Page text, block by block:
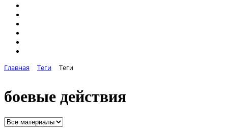
Главная Теги Теги
боевые действия